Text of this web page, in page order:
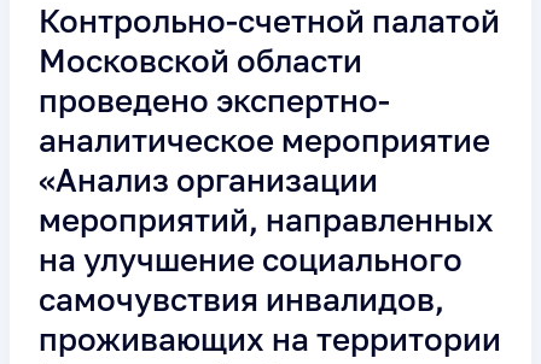
Контрольно-счетной палатой
Московской области
проведено экспертно-
аналитическое мероприятие
«Анализ организации
мероприятий, направленных
на улучшение социального
самочувствия инвалидов,
проживающих на территории